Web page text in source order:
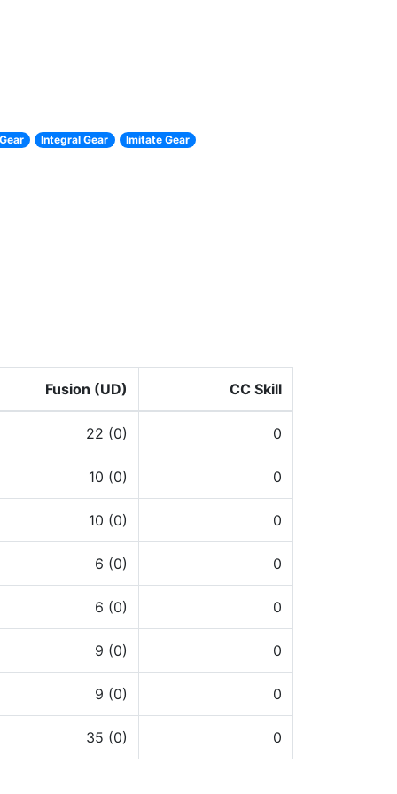
Integral Gear
Imitate Gear
Fusion (UD) CC Skill
22 (0) 0
10 (0) 0
10 (0) 0
6 (0) 0
6 (0) 0
9 (0) 0
9 (0) 0
35 (0) 0